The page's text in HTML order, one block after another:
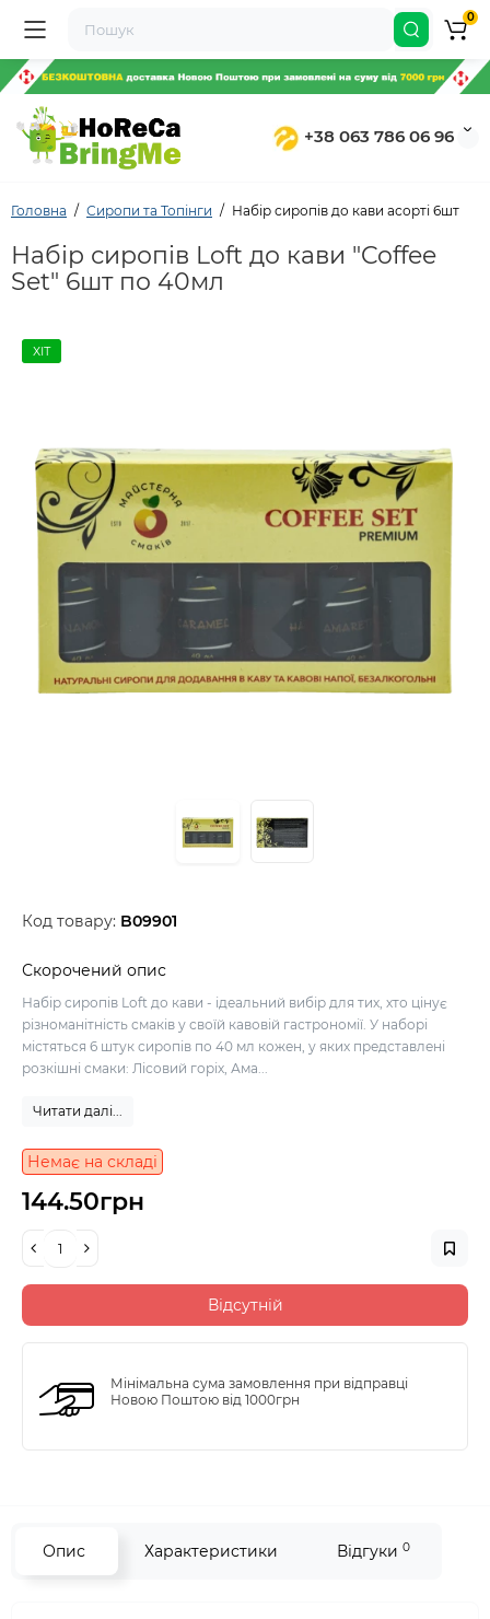
+38 063 786 06 96
0
Головна Сиропи та Топінги Набір сиропів до кави асорті 6шт
Набір сиропів Loft до кави "Coffee
Set" 6шт по 40мл
ХІТ
Код товару: B09901
Скорочений опис
Набір сиропів Loft до кави - ідеальний вибір для тих, хто цінує
різноманітність смаків у своїй кавовій гастрономії. У наборі
містяться 6 штук сиропів по 40 мл кожен, у яких представлені
розкішні смаки: Лісовий горіх, Ама...
Читати далі...
Немає на складі
144.50грн
Відсутній
Мінімальна сума замовлення при відправці
Новою Поштою від 1000грн
Опис Характеристики Відгуки 0